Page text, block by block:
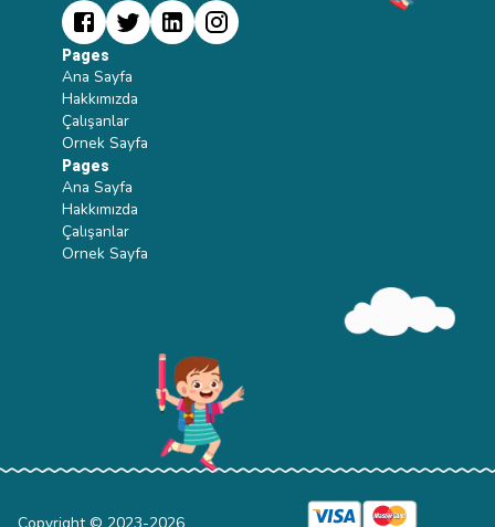
Pages
Ana Sayfa
Hakkımızda
Çalışanlar
Ornek Sayfa
Pages
Ana Sayfa
Hakkımızda
Çalışanlar
Ornek Sayfa